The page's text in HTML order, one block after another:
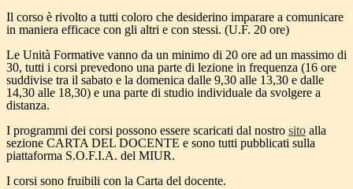
Il corso è rivolto a tutti coloro che desiderino imparare a comunicare
in maniera efficace con gli altri e con stessi. (U.F. 20 ore)
Le Unità Formative vanno da un minimo di 20 ore ad un massimo di
30, tutti i corsi prevedono una parte di lezione in frequenza (16 ore
suddivise tra il sabato e la domenica dalle 9,30 alle 13,30 e dalle
14,30 alle 18,30) e una parte di studio individuale da svolgere a
distanza.
I programmi dei corsi possono essere scaricati dal nostro sito alla
sezione CARTA DEL DOCENTE e sono tutti pubblicati sulla
piattaforma S.O.F.I.A. del MIUR.
I corsi sono fruibili con la Carta del docente.